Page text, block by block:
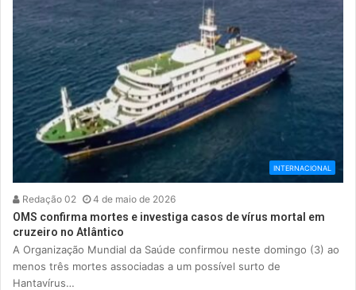
INTERNACIONAL
Redação 02 4 de maio de 2026
OMS confirma mortes e investiga casos de vírus mortal em
cruzeiro no Atlântico
A Organização Mundial da Saúde confirmou neste domingo (3) ao
menos três mortes associadas a um possível surto de
Hantavírus…